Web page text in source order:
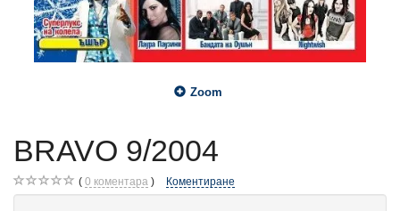
Zoom
BRAVO 9/2004
0 коментара Коментиране